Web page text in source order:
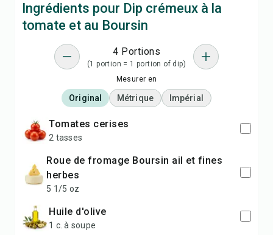
Ingrédients pour Dip crémeux à la
tomate et au Boursin
4 Portions
(1 portion = 1 portion of dip)
Mesurer en
Original Métrique Impérial
tomates cerises
2 tasses
roue de fromage Boursin ail et fines
herbes
5 1/5 oz
huile d'olive
1 c. à soupe